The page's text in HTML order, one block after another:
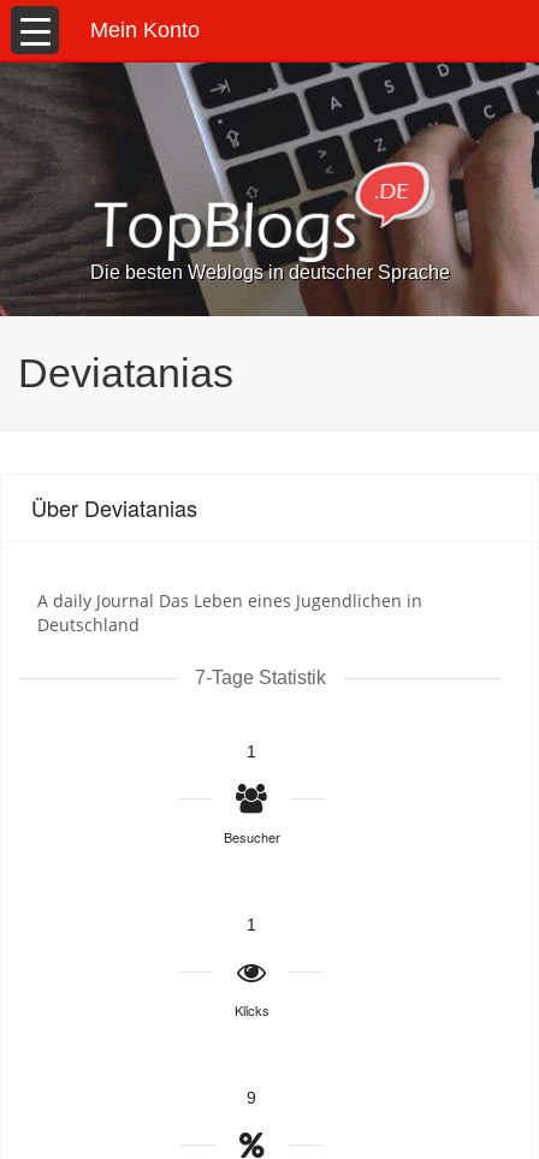
Mein Konto
Die besten Weblogs in deutscher Sprache
Deviatanias
Über Deviatanias
A daily Journal Das Leben eines Jugendlichen in
Deutschland
7-Tage Statistik
1
Besucher
1
Klicks
9